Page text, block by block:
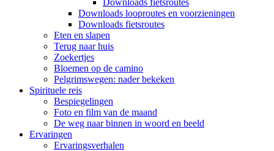
Downloads fietsroutes
Downloads looproutes en voorzieningen
Downloads fietsroutes
Eten en slapen
Terug naar huis
Zoekertjes
Bloemen op de camino
Pelgrimswegen: nader bekeken
Spirituele reis
Bespiegelingen
Foto en film van de maand
De weg naar binnen in woord en beeld
Ervaringen
Ervaringsverhalen